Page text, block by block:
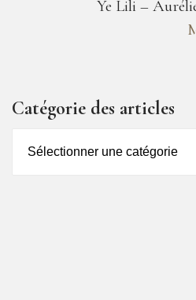
Ye Lili –
Catégorie des articles
des